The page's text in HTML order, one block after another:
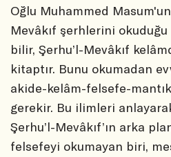
Oğlu Muhammed
Mevâkıf şerhlerini
bilir, Şerhu’l-Mevâkıf
kitaptır. Bunu okumadan
akide-kelâm-felsefe-
gerekir. Bu ilimleri
Şerhu’l-Mevâkıf’ın arka
felsefeyi okumayan biri,